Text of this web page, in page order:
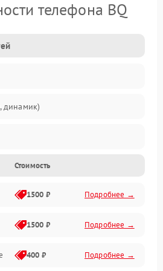
телефона BQ
динамик)
и сенсором
Стоимость
1500 ₽ Подробнее →
1500 ₽ Подробнее →
400 ₽ Подробнее →